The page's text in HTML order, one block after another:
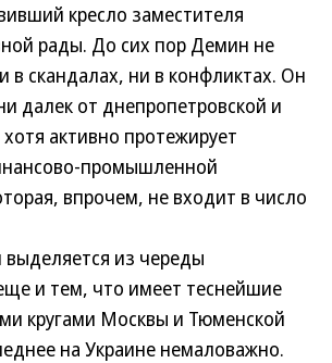
кресло заместителя
рады. До сих пор Демин не
в скандалах, ни в конфликтах. Он
далек от днепропетровской и
активно протежирует
промышленной
впрочем, не входит в число
из череды
и тем, что имеет теснейшие
кругами Москвы и Тюменской
на Украине немаловажно.